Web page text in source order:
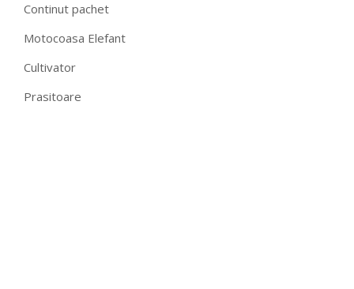
Continut pachet
Motocoasa Elefant
Cultivator
Prasitoare